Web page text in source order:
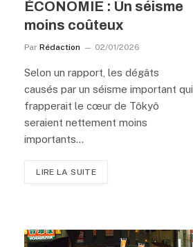
ÉCONOMIE : Un séisme
moins coûteux
Par Rédaction 02/01/2026
Selon un rapport, les dégâts
causés par un séisme important qui
frapperait le cœur de Tôkyô
seraient nettement moins
importants…
LIRE LA SUITE